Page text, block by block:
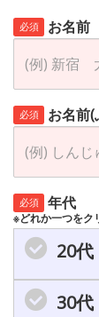
必須 お名前
必須 お名前
必須 年代
※どれか一つをク
20代
30代